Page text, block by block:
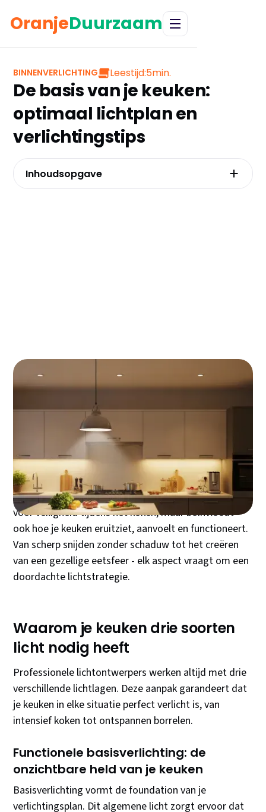
OranjeDuurzaam
BINNENVERLICHTING Leestijd:5min.
De basis van je keuken:
optimaal lichtplan en
verlichtingstips
Een goed verlichte keuken is de hoeksteen van elke
succesvolle kookervaring. Maar keukenverlichting
gaat veel verder dan alleen een lamp aan het plafond
bevestigen. Het draait om het creëren van
verschillende lichtlagen die samen een functionele én
sfeervolle ruimte vormgeven waar je graag tijd
doorbrengt. De juiste verlichting zorgt niet alleen
voor veiligheid tijdens het koken, maar beïnvloedt
ook hoe je keuken eruitziet, aanvoelt en functioneert.
Van scherp snijden zonder schaduw tot het creëren
van een gezellige eetsfeer - elk aspect vraagt om een
doordachte lichtstrategie.
Waarom je keuken drie soorten
licht nodig heeft
Professionele lichtontwerpers werken altijd met drie
verschillende lichtlagen. Deze aanpak garandeert dat
je keuken in elke situatie perfect verlicht is, van
intensief koken tot ontspannen borrelen.
Functionele basisverlichting: de
onzichtbare held van je keuken
Basisverlichting vormt de foundation van je
verlichtingsplan. Dit algemene licht zorgt ervoor dat
Inhoudsopgave